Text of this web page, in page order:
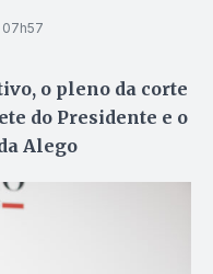
07h57
o pleno da corte
do Presidente e o
Alego